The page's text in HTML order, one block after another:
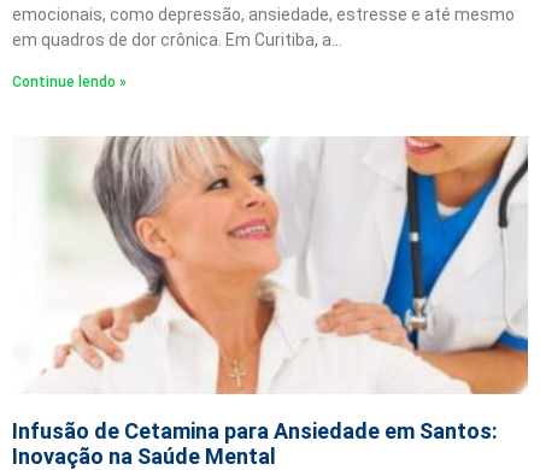
emocionais, como depressão, ansiedade, estresse e até mesmo
em quadros de dor crônica. Em Curitiba, a…
Continue lendo »
Infusão de Cetamina para Ansiedade em Santos:
Inovação na Saúde Mental